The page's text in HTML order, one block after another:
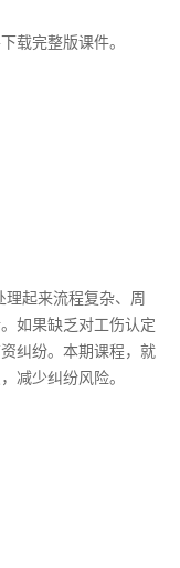
载完整版课件。
起来流程复杂、周
如果缺乏对工伤认定
纠纷。本期课程，就
减少纠纷风险。